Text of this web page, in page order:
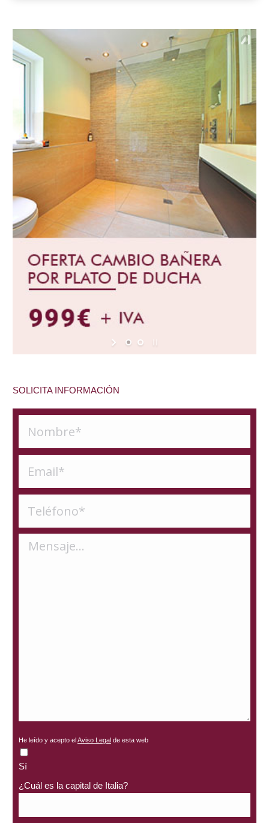
SOLICITA INFORMACIÓN
He leído y acepto elAviso Legal de esta web
Sí
¿Cuál es la capital de Italia?